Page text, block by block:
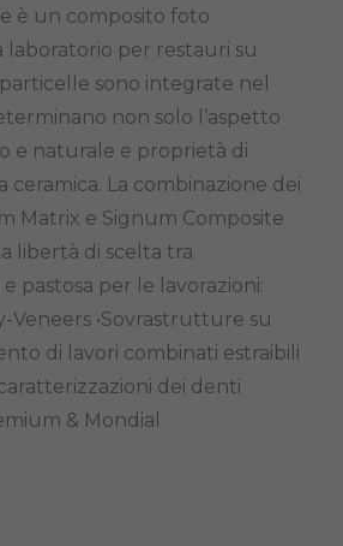
è un composito foto
laboratorio per restauri su
sono integrate nel
non solo l’aspetto
e naturale e proprietà di
ceramica. La combinazione dei
Matrix e Signum Composite
libertà di scelta tra
pastosa per le lavorazioni:
Veneers •Sovrastrutture su
di lavori combinati estraibili
dei denti
& Mondial